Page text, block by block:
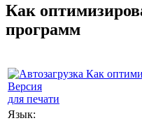
Как
программ
Версия
для печати
Язык: